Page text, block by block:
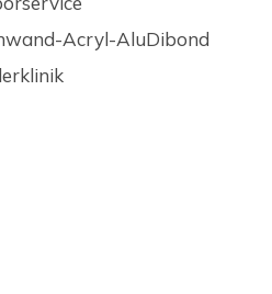
Acryl-AluDibond